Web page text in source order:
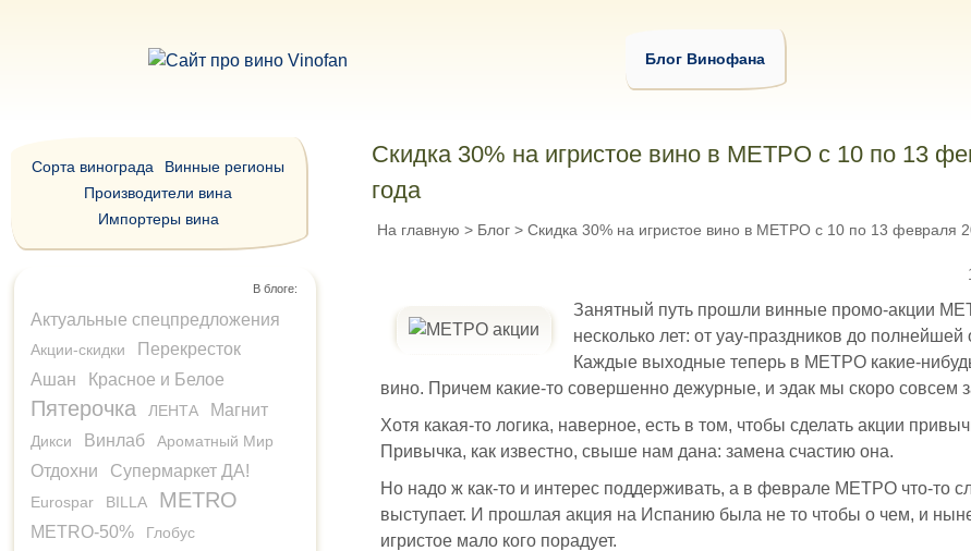
Блог Винофана
Скидка 30% на игристое вино в МЕТРО с 10 по 13
года
На главную > Блог >Скидка 30% на игристое вино в МЕТРО с 10 по 13 февраля
Занятный путь прошли винные промо-акции
несколько лет: от уау-праздников до
Каждые выходные теперь в МЕТРО какие-
вино. Причем какие-то совершенно дежурные, и эдак мы скоро совсем
Хотя какая-то логика, наверное, есть в том, чтобы сделать акции
Привычка, как известно, свыше нам дана: замена счастию она.
Но надо ж как-то и интерес поддерживать, а в феврале МЕТРО что-то
выступает. И прошлая акция на Испанию была не то чтобы о чем, и
игристое мало кого порадует.
Сорта винограда
Винные регионы
Производители вина
Импортеры вина
В блоге:
Актуальные спецпредложения
Акции-скидки
Перекресток
Ашан
Красное и Белое
Пятерочка ЛЕНТА Магнит
Дикси Винлаб Ароматный Мир
Отдохни Супермаркет ДА!
Eurospar BILLA METRO
METRO-50% Глобус